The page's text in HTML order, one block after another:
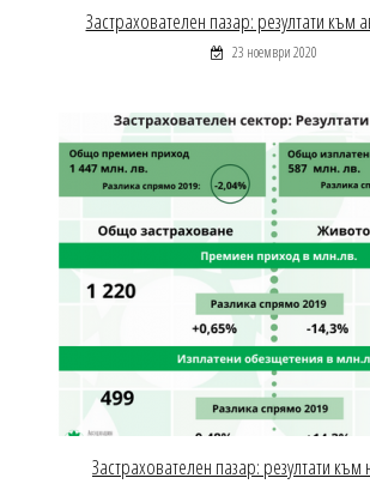
Застрахователен пазар: резултати към
23 ноември 2020
Застрахователен пазар: резултати към